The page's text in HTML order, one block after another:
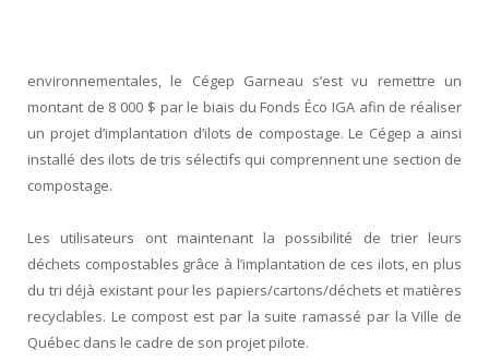
environnementales, le Cégep Garneau s’est vu remettre un
montant de 8 000 $ par le biais du Fonds Éco IGA afin de réaliser
un projet d’implantation d’ilots de compostage. Le Cégep a ainsi
installé des ilots de tris sélectifs qui comprennent une section de
compostage.
Les utilisateurs ont maintenant la possibilité de trier leurs
déchets compostables grâce à l’implantation de ces ilots, en plus
du tri déjà existant pour les papiers/cartons/déchets et matières
recyclables. Le compost est par la suite ramassé par la Ville de
Québec dans le cadre de son projet pilote.